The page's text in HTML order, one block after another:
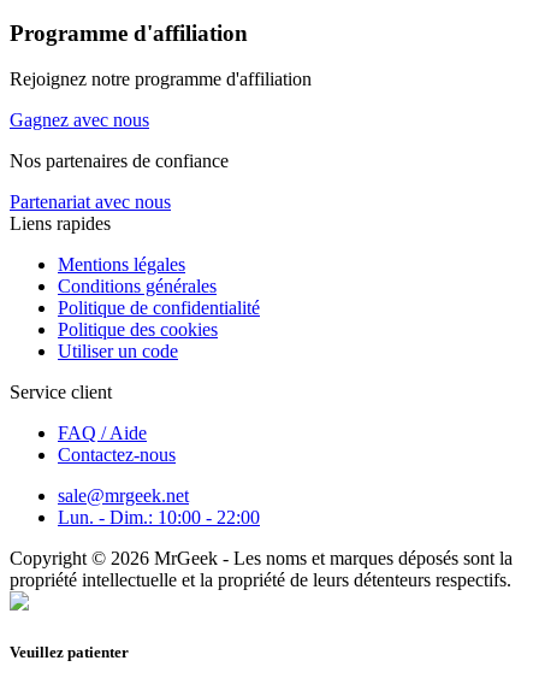
Programme d'affiliation
Rejoignez notre programme d'affiliation
Gagnez avec nous
Nos partenaires de confiance
Partenariat avec nous
Liens rapides
Mentions légales
Conditions générales
Politique de confidentialité
Politique des cookies
Utiliser un code
Service client
FAQ / Aide
Contactez-nous
sale@mrgeek.net
Lun. - Dim.: 10:00 - 22:00
Copyright © 2026 MrGeek - Les noms et marques déposés sont la
propriété intellectuelle et la propriété de leurs détenteurs respectifs.
Veuillez patienter